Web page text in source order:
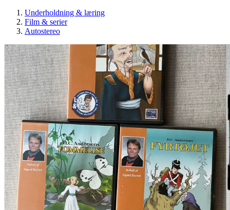
Underholdning & læring
Film & serier
Autostereo